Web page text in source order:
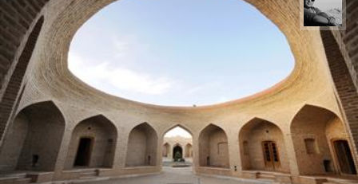
محمد رزازان